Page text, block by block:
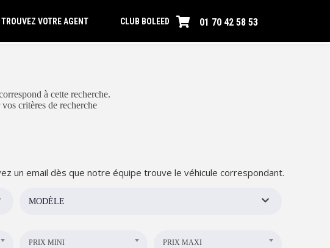
TROUVEZ VOTRE AGENT CLUB BOLEED 01 70 42 58 53
à cette recherche.
critères de recherche
un email dès que notre équipe trouve le véhicule correspondant.
MODÈLE
PRIX MINI PRIX MAXI